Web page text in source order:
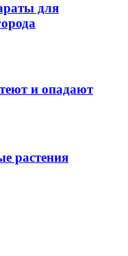
для
и опадают
растения